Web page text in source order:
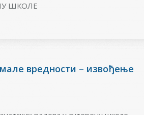
ШКОЛЕ
вредности – извођење